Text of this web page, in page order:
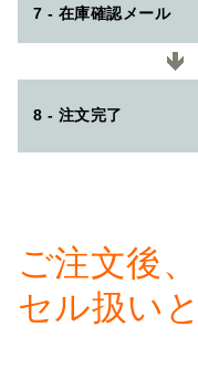
7 - 在庫確認メール
8 - 注文完了
ご注文後
セル扱い